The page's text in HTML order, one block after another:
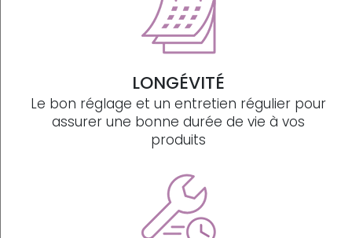
LONGÉVITÉ
Le bon réglage et un entretien régulier pour
assurer une bonne durée de vie à vos
produits